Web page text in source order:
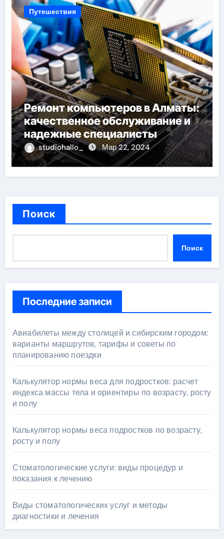
Путешествия
Ремонт компьютеров в Алматы:
качественное обслуживание и
надежные специалисты
studiohallo_ Мар 22, 2024
Поиск
Поиск
Последние записи
Авиабилеты между столицей и сибирским городом:
варианты маршрутов, тарифы и советы по
планированию поездки
Калькулятор нормы веса для подростков: расчет
индекса массы тела и ориентиры по возрасту, росту
и полу
Калькулятор нормы веса подростков по возрасту,
росту и полу
Стоматологические услуги: виды процедур и
показания к лечению
Виды стоматологических услуг и методы
диагностики и лечения